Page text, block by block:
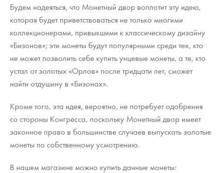
Будем надеяться, что Монетный двор воплотит эту идею,
которая будет приветствоваться не только многими
коллекционерами, привыкшими к классическому дизайну
«Бизонов»; эти монеты будут популярными среди тех, кто
не может позволить себе купить унцевые монеты, а те, кто
устал от золотых «Орлов» после тридцати лет, сможет
найти отдушину в «Бизонах».
Кроме того, эта идея, вероятно, не потребует одобрения
со стороны Конгресса, поскольку Монетный двор имеет
законное право в большинстве случаев выпускать золотые
монеты по собственному усмотрению.
В нашем магазине можно купить данные монеты: